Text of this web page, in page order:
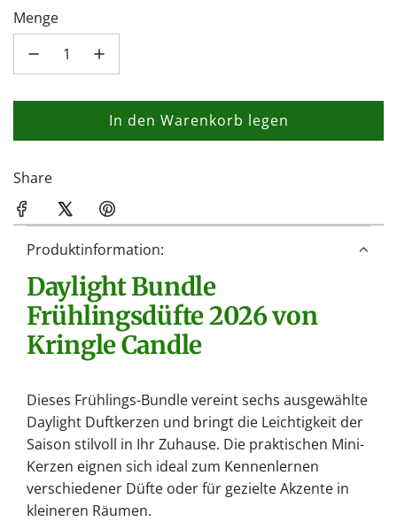
Menge
In den Warenkorb legen
L
Share
Produktinformation:
Daylight Bundle
Frühlingsdüfte 2026 von
Kringle Candle
Dieses Frühlings-Bundle vereint sechs ausgewählte
Daylight Duftkerzen und bringt die Leichtigkeit der
Saison stilvoll in Ihr Zuhause. Die praktischen Mini-
Kerzen eignen sich ideal zum Kennenlernen
verschiedener Düfte oder für gezielte Akzente in
kleineren Räumen.